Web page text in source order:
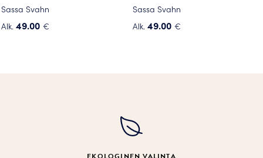
Sassa Svahn
Alk. 49.00 €
Sassa Svahn
Alk. 49.00 €
tehdä
valinnat
tuotteen